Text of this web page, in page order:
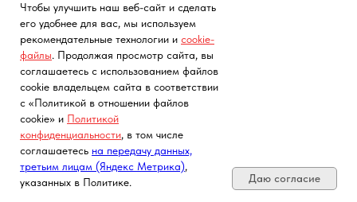
Гортензия Самарская Лидия 4
года
Цена 2 500 ₽
Саженцы метельчатой гортензии «Самарская Лидия» 4 года.
Корневая система закрытая. Саженцы поставляются в
контейнерах (горшках).
Вид садовой культуры: Гортензия
Чтобы улучшить наш веб-сайт и сделать
его удобнее для вас, мы используем
рекомендательные технологии и cookie-
файлы. Продолжая просмотр сайта, вы
соглашаетесь с использованием файлов
cookie владельцем сайта в соответствии
с «Политикой в отношении файлов
cookie» и Политикой
конфиденциальности, в том числе
соглашаетесь на передачу данных,
третьим лицам (Яндекс Метрика),
указанных в Политике.
Даю согласие